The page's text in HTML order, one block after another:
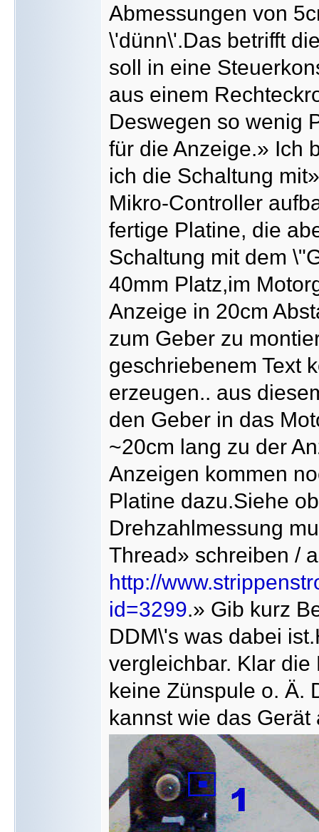
Abmessungen von
\'dünn\'.Das betrifft
soll in eine
aus einem
Deswegen so wenig
für die Anzeige.» Ich
ich die Schaltung
Mikro-Controller
fertige Platine, die
Schaltung mit dem
40mm Platz,im
Anzeige in 20cm
zum Geber zu
geschriebenem Text
erzeugen.. aus
den Geber in das
~20cm lang zu der
Anzeigen kommen
Platine dazu.Siehe
Drehzahlmessung
Thread» schreiben /
http://
id=3299.» Gib kurz
DDM\'s was dabei
vergleichbar. Klar
keine Zünspule o. Ä.
kannst wie das